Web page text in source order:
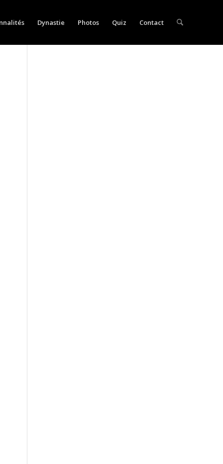
Dynastie Photos Quiz Contact